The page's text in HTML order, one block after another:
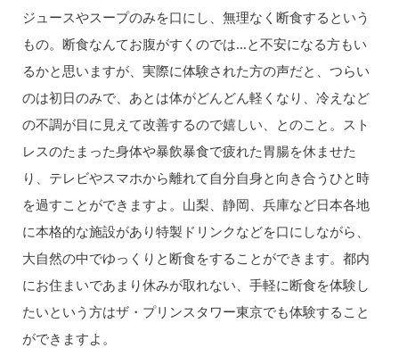
ジュースやスープのみを口にし、無理なく断食するという
もの。断食なんてお腹がすくのでは…と不安になる方もい
るかと思いますが、実際に体験された方の声だと、つらい
のは初日のみで、あとは体がどんどん軽くなり、冷えなど
の不調が目に見えて改善するので嬉しい、とのこと。スト
レスのたまった身体や暴飲暴食で疲れた胃腸を休ませた
り、テレビやスマホから離れて自分自身と向き合うひと時
を過すことができますよ。山梨、静岡、兵庫など日本各地
に本格的な施設があり特製ドリンクなどを口にしながら、
大自然の中でゆっくりと断食をすることができます。都内
にお住まいであまり休みが取れない、手軽に断食を体験し
たいという方はザ・プリンスタワー東京でも体験すること
ができますよ。